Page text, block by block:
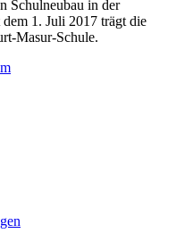
Schulneubau in der
dem 1. Juli 2017 trägt die
Masur-Schule.